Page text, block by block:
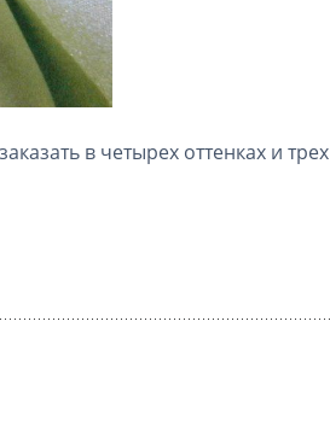
в четырех оттенках и трех